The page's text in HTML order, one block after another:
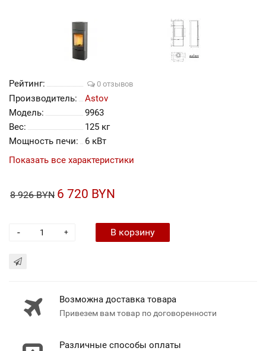
Рейтинг: 0 отзывов
Производитель:
Astov
Модель:
9963
Вес:
125 кг
Мощность печи:
6 кВт
Показать все характеристики
8 926 BYN 6 720 BYN
+
- В корзину
Возможна доставка товара
Привезем вам товар по договоренности
Различные способы оплаты